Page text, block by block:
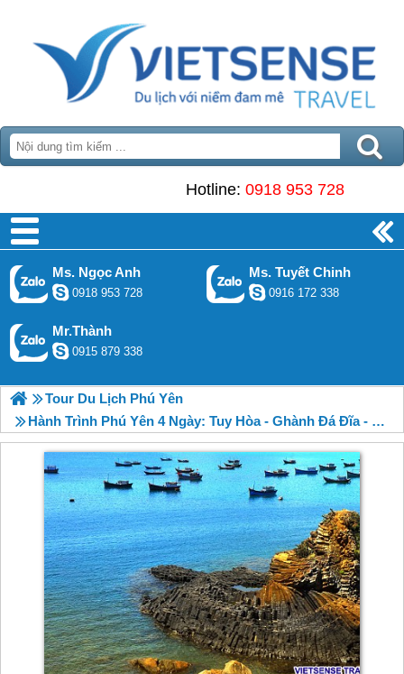
Hotline: 0918 953 728
Ms. Ngọc Anh
0918 953 728
Ms. Tuyết Chinh
0916 172 338
Mr.Thành
0915 879 338
Tour Du Lịch Phú Yên
Hành Trình Phú Yên 4 Ngày: Tuy Hòa - Ghành Đá Đĩa - Đầm Ô Loan